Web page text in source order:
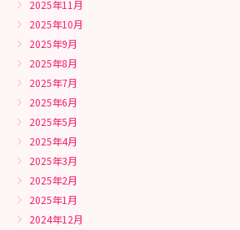
2025年11月
2025年10月
2025年9月
2025年8月
2025年7月
2025年6月
2025年5月
2025年4月
2025年3月
2025年2月
2025年1月
2024年12月